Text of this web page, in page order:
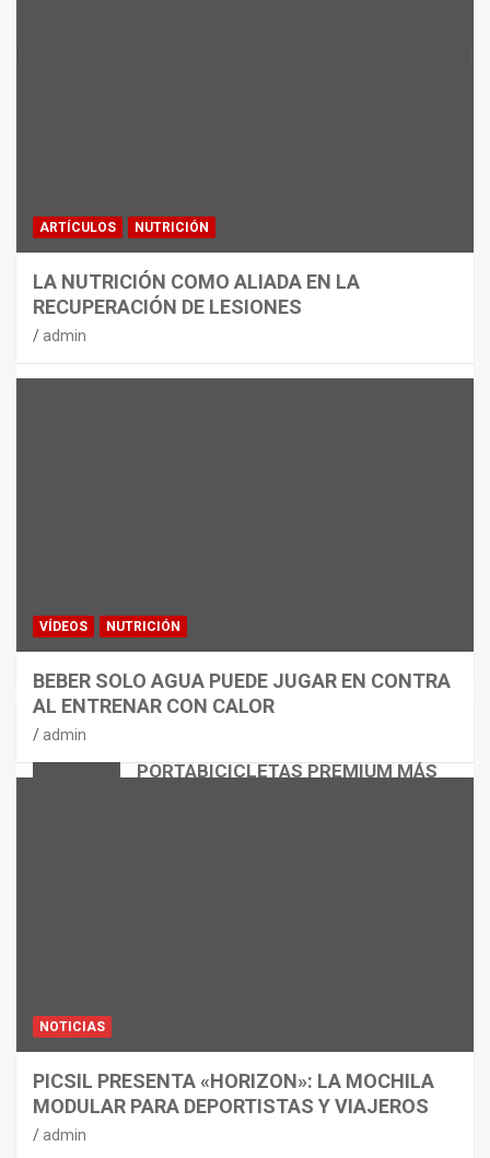
PORTABICICLETAS PREMIUM MÁS
ARTÍCULOS NUTRICIÓN
LA NUTRICIÓN COMO ALIADA EN LA
RECUPERACIÓN DE LESIONES
admin
VÍDEOS NUTRICIÓN
BEBER SOLO AGUA PUEDE JUGAR EN CONTRA
AL ENTRENAR CON CALOR
admin
NOTICIAS
PICSIL PRESENTA «HORIZON»: LA MOCHILA
MODULAR PARA DEPORTISTAS Y VIAJEROS
admin